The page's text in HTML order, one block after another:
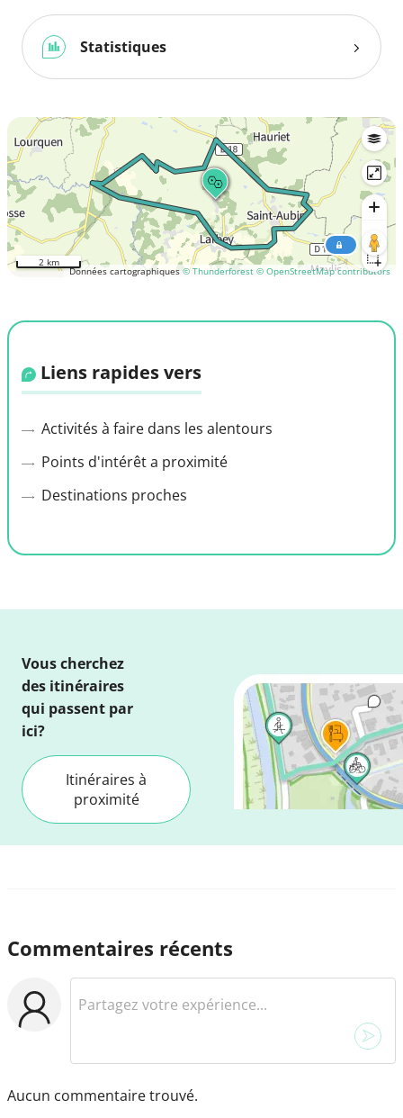
Statistiques
Données cartographiques © Thunderforest © OpenStreetMap contributors
2 km
Liens rapides vers
Activités à faire dans les alentours
Points d'intérêt a proximité
Destinations proches
Vous cherchez
des itinéraires
qui passent par
ici?
Itinéraires à
proximité
Commentaires récents
Aucun commentaire trouvé.